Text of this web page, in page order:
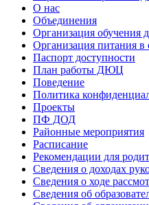
О нас
Объединения
Организация обучения
Организация питания в
Паспорт доступности
План работы ДЮЦ
Поведение
Политика
Проекты
ПФ ДОД
Районные мероприятия
Расписание
Рекомендации для
Сведения о доходах
Сведения о ходе
Сведения об